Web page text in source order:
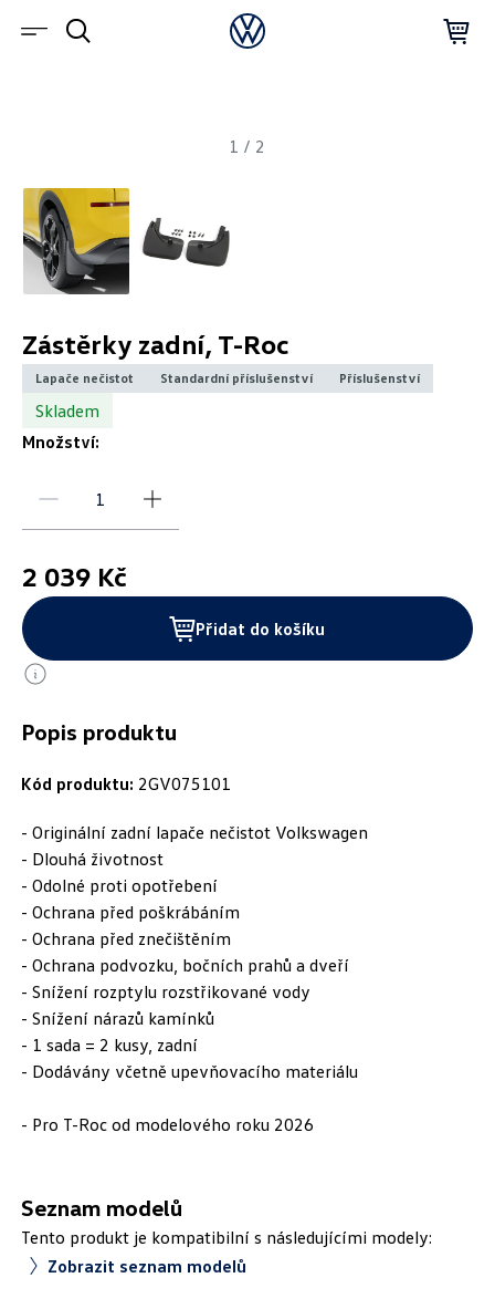
1 / 2
Popis produktu
Kód produktu: 2GV075101
- Originální zadní lapače nečistot Volkswagen
- Dlouhá životnost
- Odolné proti opotřebení
- Ochrana před poškrábáním
- Ochrana před znečištěním
- Ochrana podvozku, bočních prahů a dveří
- Snížení rozptylu rozstřikované vody
- Snížení nárazů kamínků
- 1 sada = 2 kusy, zadní
- Dodávány včetně upevňovacího materiálu
- Pro T-Roc od modelového roku 2026
Seznam modelů
Tento produkt je kompatibilní s následujícími modely:
Zobrazit seznam modelů
Zástěrky zadní, T-Roc
Lapače nečistot Standardní příslušenství Příslušenství
Skladem
Množství:
2 039 Kč
Přidat do košíku